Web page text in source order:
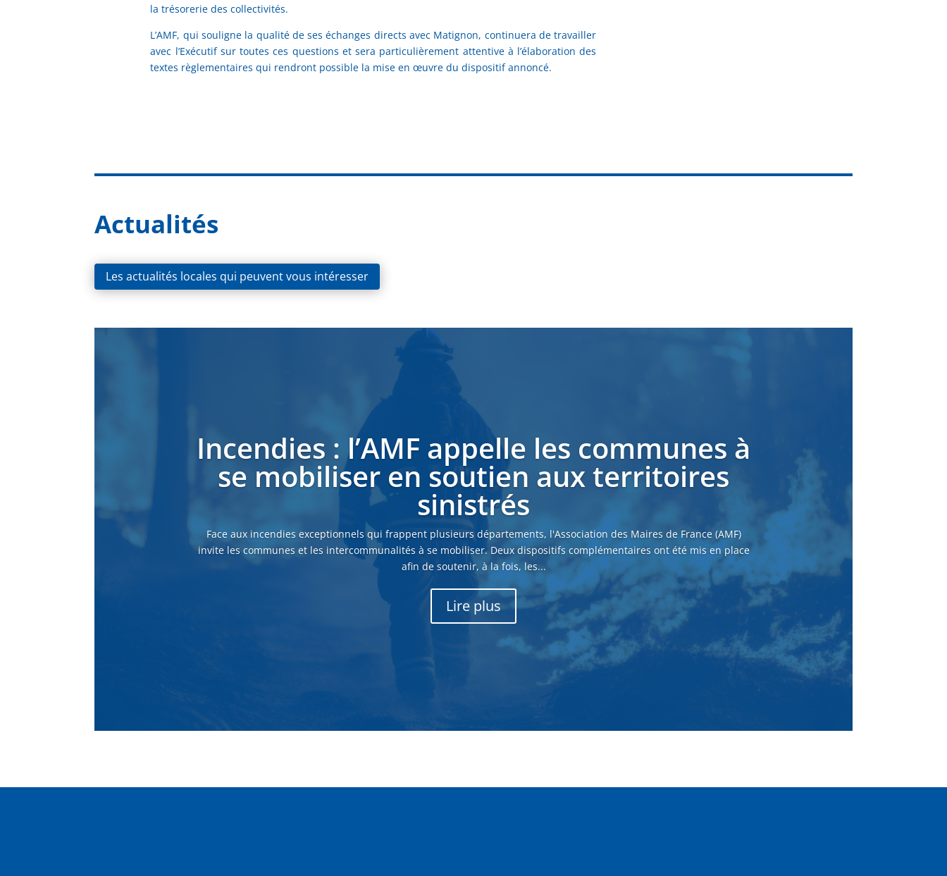
la trésorerie des collectivités.
L’AMF, qui souligne la qualité de ses échanges directs avec Matignon, continuera de travailler
avec l’Exécutif sur toutes ces questions et sera particulièrement attentive à l’élaboration des
textes règlementaires qui rendront possible la mise en œuvre du dispositif annoncé.
Actualités
Les actualités locales qui peuvent vous intéresser
Incendies : l’AMF appelle les communes à
se mobiliser en soutien aux territoires
sinistrés
Face aux incendies exceptionnels qui frappent plusieurs départements, l'Association des Maires de France (AMF)
invite les communes et les intercommunalités à se mobiliser. Deux dispositifs complémentaires ont été mis en place
afin de soutenir, à la fois, les...
Lire plus